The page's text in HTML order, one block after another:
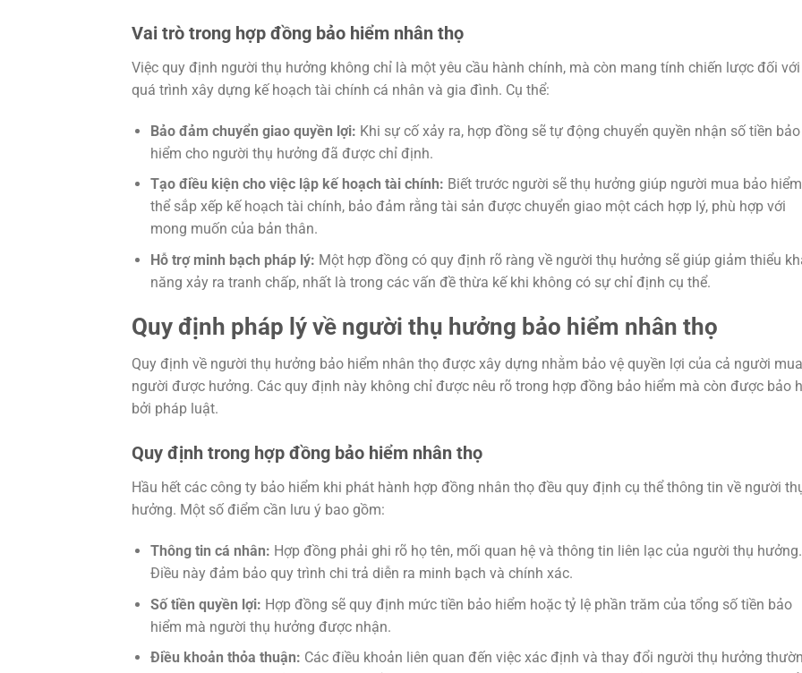
Vai trò trong hợp đồng bảo hiểm nhân thọ
Việc quy định người thụ hưởng không chỉ là một yêu cầu hành chính, mà còn mang tính chiến lược đối với
quá trình xây dựng kế hoạch tài chính cá nhân và gia đình. Cụ thể:
Bảo đảm chuyển giao quyền lợi: Khi sự cố xảy ra, hợp đồng sẽ tự động chuyển quyền nhận số tiền bảo
hiểm cho người thụ hưởng đã được chỉ định.
Tạo điều kiện cho việc lập kế hoạch tài chính: Biết trước người sẽ thụ hưởng giúp người mua bảo
thể sắp xếp kế hoạch tài chính, bảo đảm rằng tài sản được chuyển giao một cách hợp lý, phù hợp với
mong muốn của bản thân.
Hỗ trợ minh bạch pháp lý: Một hợp đồng có quy định rõ ràng về người thụ hưởng sẽ giúp giảm thiểu
năng xảy ra tranh chấp, nhất là trong các vấn đề thừa kế khi không có sự chỉ định cụ thể.
Quy định pháp lý về người thụ hưởng bảo hiểm nhân thọ
Quy định về người thụ hưởng bảo hiểm nhân thọ được xây dựng nhằm bảo vệ quyền lợi của cả người
người được hưởng. Các quy định này không chỉ được nêu rõ trong hợp đồng bảo hiểm mà còn được bảo
bởi pháp luật.
Quy định trong hợp đồng bảo hiểm nhân thọ
Hầu hết các công ty bảo hiểm khi phát hành hợp đồng nhân thọ đều quy định cụ thể thông tin về người
hưởng. Một số điểm cần lưu ý bao gồm:
Thông tin cá nhân: Hợp đồng phải ghi rõ họ tên, mối quan hệ và thông tin liên lạc của người thụ hưởng.
Điều này đảm bảo quy trình chi trả diễn ra minh bạch và chính xác.
Số tiền quyền lợi: Hợp đồng sẽ quy định mức tiền bảo hiểm hoặc tỷ lệ phần trăm của tổng số tiền bảo
hiểm mà người thụ hưởng được nhận.
Điều khoản thỏa thuận: Các điều khoản liên quan đến việc xác định và thay đổi người thụ hưởng